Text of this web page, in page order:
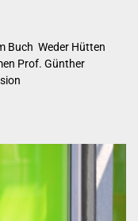
Buch Weder Hütten
Prof. Günther